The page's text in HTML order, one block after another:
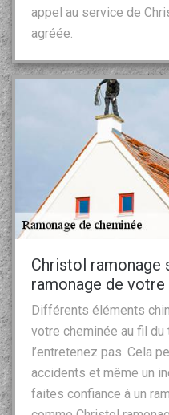
appel au service de
agréée.
Christol ramonage
ramonage de votre
Différents éléments
votre cheminée au fil
l’entretenez pas. Cela
accidents et même un
faites confiance à un